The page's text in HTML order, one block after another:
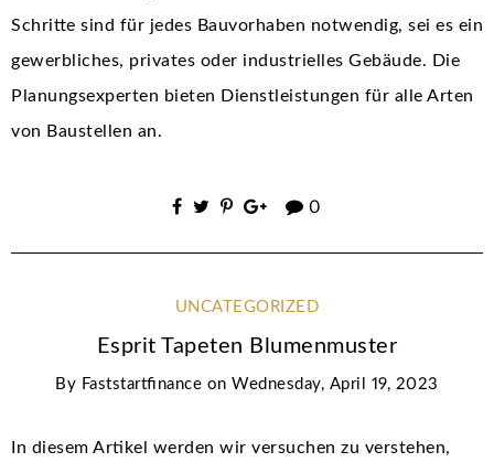
Schritte sind für jedes Bauvorhaben notwendig, sei es ein
gewerbliches, privates oder industrielles Gebäude. Die
Planungsexperten bieten Dienstleistungen für alle Arten
von Baustellen an.
0
UNCATEGORIZED
Esprit Tapeten Blumenmuster
By Faststartfinance onWednesday, April 19, 2023
In diesem Artikel werden wir versuchen zu verstehen,